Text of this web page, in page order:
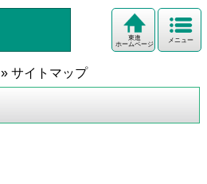
メニュー
東進
ホームページ
» サイトマップ